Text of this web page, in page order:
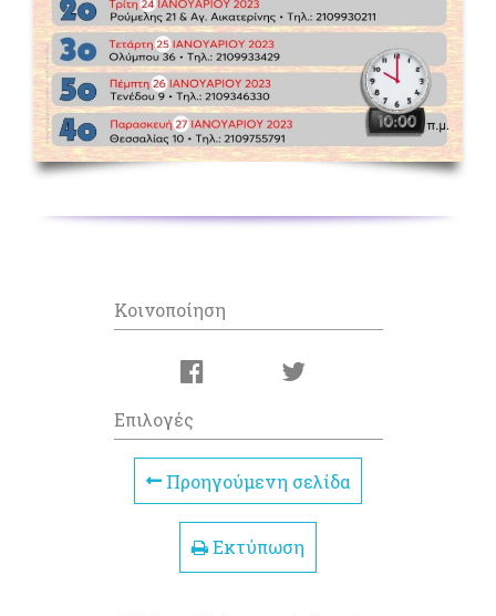
Κοινοποίηση
Επιλογές
Προηγούμενη σελίδα
Εκτύπωση